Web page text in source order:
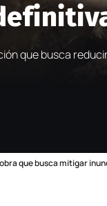
que busca
que busca mitigar